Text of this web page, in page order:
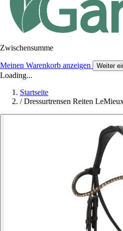
Zwischensumme
Meinen Warenkorb anzeigen Weiter
Loading...
Startseite
/ Dressurtrensen Reiten